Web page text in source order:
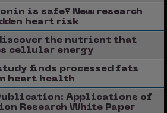
is safe? New research
heart risk
the nutrient that
cellular energy
finds processed fats
heart health
Publication: Applications of
Research White Paper